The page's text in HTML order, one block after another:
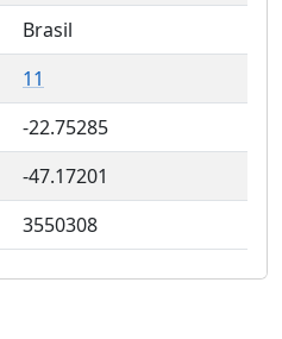
Brasil
11
-22.75285
-47.17201
3550308